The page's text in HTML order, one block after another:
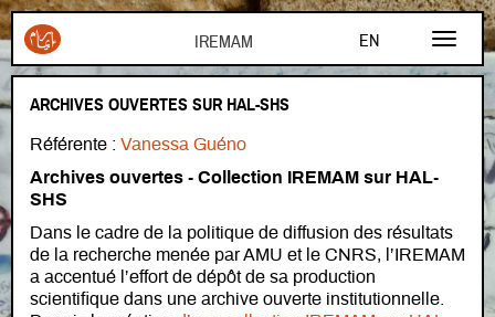
EN
FR
Aller au contenu principal
ARCHIVES OUVERTES SUR HAL-SHS
Référente : Vanessa Guéno
Archives ouvertes - Collection IREMAM sur HAL-
SHS
Dans le cadre de la politique de diffusion des résultats
de la recherche menée par AMU et le CNRS, l’IREMAM
a accentué l’effort de dépôt de sa production
scientifique dans une archive ouverte institutionnelle.